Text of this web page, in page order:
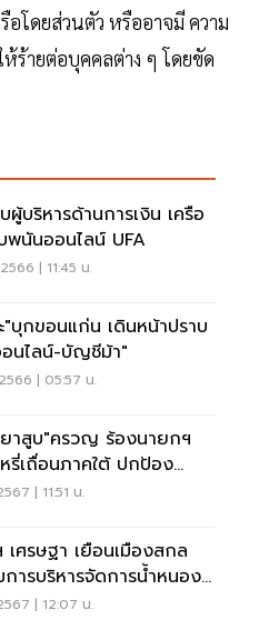
โดยส่วนตัว หรืออาจมี ความ
ร้ายต่อบุคคลต่าง ๆ โดยขัด
ผู้บริหารด้านการเงิน เครือ
พนันออนไลน์ UFA
| 11:45 น.
"บุกขอนแก่น เดินหน้าปราบ
นไลน์-บัญชีม้า"
| 05:57 น.
ยาสูบ"ครวญ ร้องนายกฯ
รี่เถื่อนภาคใต้ ปกป้อง
ครัวเรือน
| 11:51 น.
เศรษฐา เยือนเมืองสกล
ารบริหารจัดการน้ำหนอง
| 12:07 น.